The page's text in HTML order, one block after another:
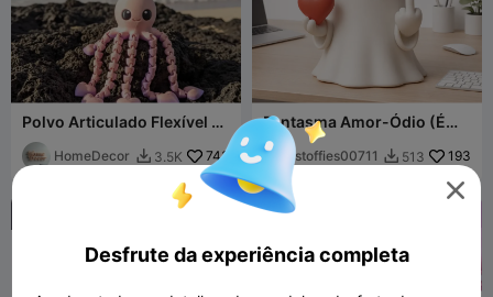
Polvo Articulado Flexível de
Coração Fofo
HomeDecor  3.5K 743
Fantasma Amor-Ódio (É
Complicado)
stoffies00711  513 193

Desfrute da experiência completa